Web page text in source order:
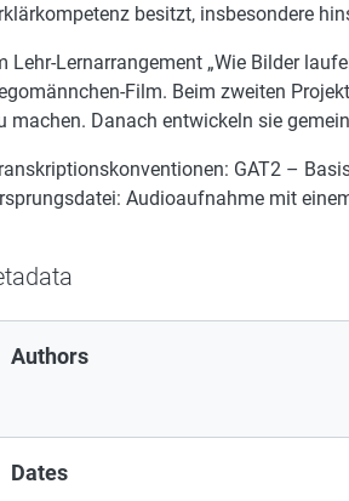
besitzt, insbesondere
Lehr-Lernarrangement „Wie Bilder
Film. Beim zweiten
machen. Danach entwickeln sie
GAT2 –
Audioaufnahme mit
Authors
Dates